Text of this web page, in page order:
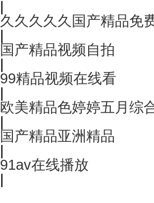
|
久久久久久国产精品免
|
国产精品视频自拍
|
99精品视频在线看
|
欧美精品色婷婷五月综
|
国产精品亚洲精品
|
91av在线播放
|